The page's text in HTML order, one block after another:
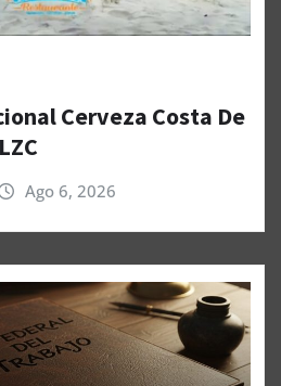
Cerveza Costa De
Ago 6, 2026